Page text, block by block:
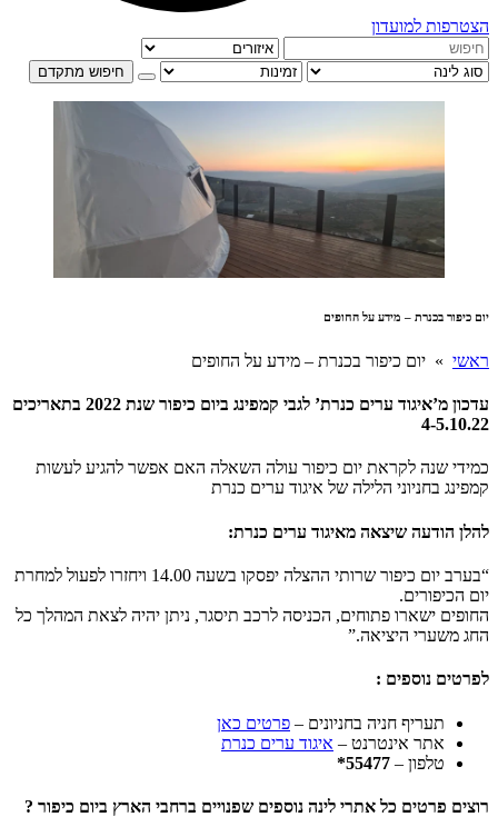
הצטרפות למועדון
חיפוש מתקדם
יום כיפור בכנרת – מידע על החופים
ראשי » יום כיפור בכנרת – מידע על החופים
עדכון מ’איגוד ערים כנרת’ לגבי קמפינג ביום כיפור שנת 2022 בתאריכים
4-5.10.22
כמידי שנה לקראת יום כיפור עולה השאלה האם אפשר להגיע לעשות
קמפינג בחניוני הלילה של איגוד ערים כנרת
להלן הודעה שיצאה מאיגוד ערים כנרת:
“בערב יום כיפור שרותי ההצלה יפסקו בשעה 14.00 ויחזרו לפעול למחרת
יום הכיפורים.
החופים ישארו פתוחים, הכניסה לרכב תיסגר, ניתן יהיה לצאת המהלך כל
החג משערי היציאה.”
לפרטים נוספים :
תעריף חניה בחניונים – פרטים כאן
אתר אינטרנט – איגוד ערים כנרת
טלפון – 55477*
רוצים פרטים כל אתרי לינה נוספים שפנויים ברחבי הארץ ביום כיפור ?